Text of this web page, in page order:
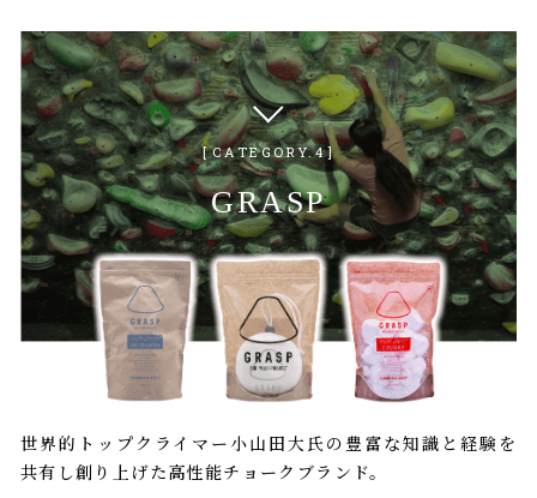
CATEGORY.4
GRASP
世界的トップクライマー小山田大氏の豊富な知識と経験を
共有し創り上げた高性能チョークブランド。